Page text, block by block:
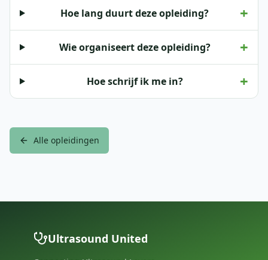
Hoe lang duurt deze opleiding? +
Wie organiseert deze opleiding? +
Hoe schrijf ik me in? +
Alle opleidingen
Ultrasound United